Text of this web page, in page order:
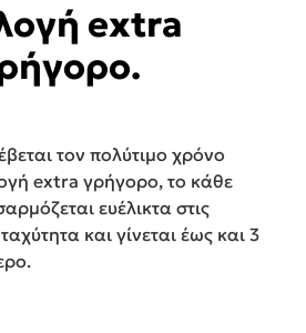
extra
τον πολύτιμο χρόνο
extra γρήγορο, το κάθε
ευέλικτα στις
και γίνεται έως και 3